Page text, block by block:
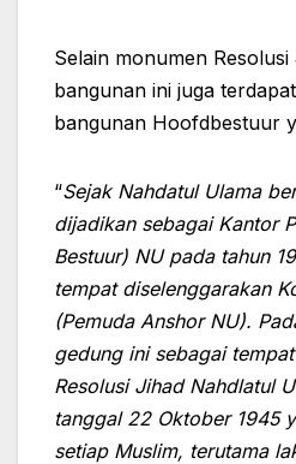
Selain monumen
bangunan ini juga
bangunan Hoofdbestuur
“Sejak Nahdatul Ulama
dijadikan sebagai Kantor
Bestuur) NU pada tahun
tempat diselenggarakan
(Pemuda Anshor NU).
gedung ini sebagai
Resolusi Jihad Nahdlatul
tanggal 22 Oktober 1945
setiap Muslim, terutama